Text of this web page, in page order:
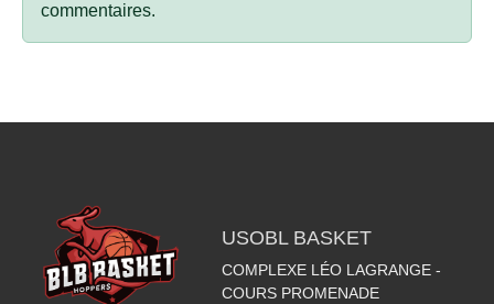
commentaires.
USOBL BASKET
COMPLEXE LÉO LAGRANGE -
COURS PROMENADE